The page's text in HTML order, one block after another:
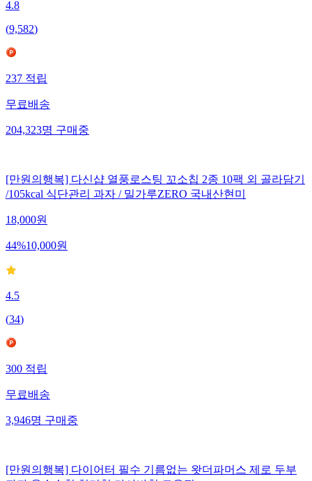
4.8
(9,582)
237적립
무료배송
204,323명구매중
[만원의행복] 다신샵 열풍로스팅 꼬소칩 2종 10팩 외 골라담기
/105kcal 식단관리 과자 / 밀가루ZERO 국내산현미
18,000원
44%10,000원
4.5
(34)
300적립
무료배송
3,946명구매중
[만원의행복] 다이어터 필수 기름없는 왓더파머스 제로 두부